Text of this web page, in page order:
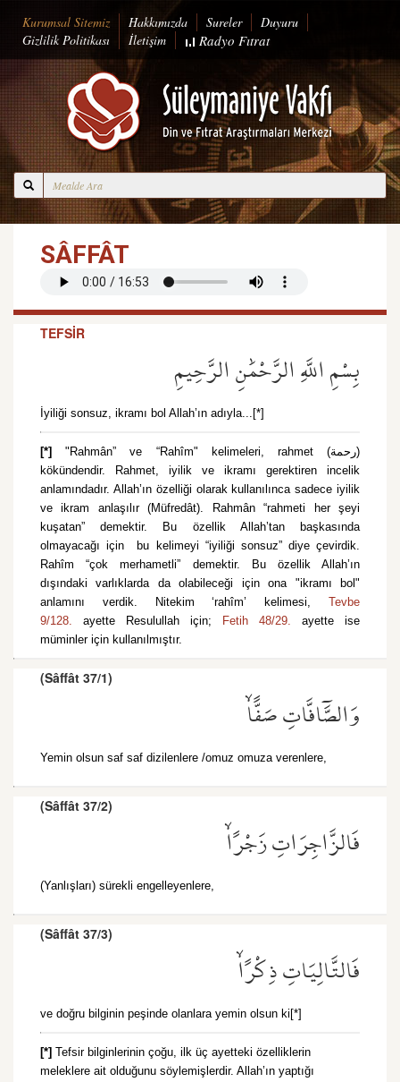
Kurumsal Sitemiz Hakkımızda Sureler
Duyuru
Gizlilik Politikası
İletişim Radyo Fıtrat
SÂFFÂT
TEFSİR
بِسْمِ اللَّهِ الرَّحْمَٰنِ الرَّحِيمِ
İyiliği sonsuz, ikramı bol Allah’ın adıyla...[*]
[*]"Rahmân” ve “Rahîm" kelimeleri, rahmet (رحمة)
kökündendir. Rahmet, iyilik ve ikramı gerektiren incelik
anlamındadır. Allah’ın özelliği olarak kullanılınca sadece iyilik
ve ikram anlaşılır (Müfredât). Rahmân “rahmeti her şeyi
kuşatan” demektir. Bu özellik Allah’tan başkasında
olmayacağı için bu kelimeyi “iyiliği sonsuz” diye çevirdik.
Rahîm “çok merhametli” demektir. Bu özellik Allah’ın
dışındaki varlıklarda da olabileceği için ona "ikramı bol"
anlamını verdik. Nitekim ‘rahîm’ kelimesi, Tevbe
9/128. ayette Resulullah için; Fetih 48/29. ayette ise
müminler için kullanılmıştır.
(Sâffât 37/1)
وَالصَّٓافَّاتِ صَفًّاۙ
Yemin olsun saf saf dizilenlere /omuz omuza verenlere,
(Sâffât 37/2)
فَالزَّاجِرَاتِ زَجْرًاۙ
(Yanlışları) sürekli engelleyenlere,
(Sâffât 37/3)
فَالتَّالِيَاتِ ذِكْرًاۙ
ve doğru bilginin peşinde olanlara yemin olsun ki[*]
[*] Tefsir bilginlerinin çoğu, ilk üç ayetteki özelliklerin
meleklere ait olduğunu söylemişlerdir. Allah’ın yaptığı